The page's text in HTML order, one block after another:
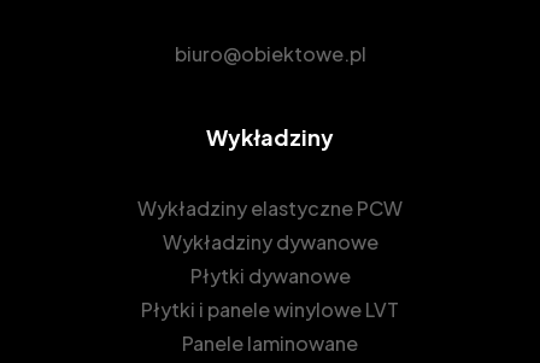
biuro@obiektowe.pl
Wykładziny
Wykładziny elastyczne PCW
Wykładziny dywanowe
Płytki dywanowe
Płytki i panele winylowe LVT
Panele laminowane